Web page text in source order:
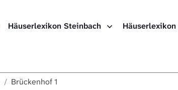
Häuserlexikon Steinbach
Brückenhof 1